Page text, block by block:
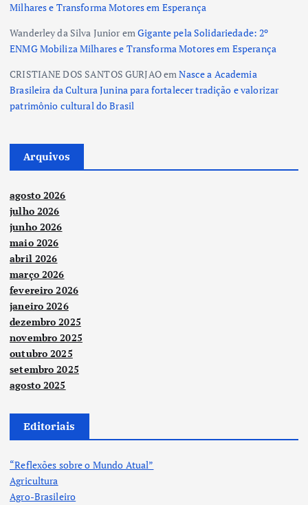
Milhares e Transforma Motores em Esperança
Wanderley da Silva JunioremGigante pela Solidariedade: 2º
ENMG Mobiliza Milhares e Transforma Motores em Esperança
CRISTIANE DOS SANTOS GURJAOemNasce a Academia
Brasileira da Cultura Junina para fortalecer tradição e valorizar
patrimônio cultural do Brasil
Arquivos
agosto 2026
julho 2026
junho 2026
maio 2026
abril 2026
março 2026
fevereiro 2026
janeiro 2026
dezembro 2025
novembro 2025
outubro 2025
setembro 2025
agosto 2025
Editoriais
“Reflexões sobre o Mundo Atual”
Agricultura
Agro-Brasileiro